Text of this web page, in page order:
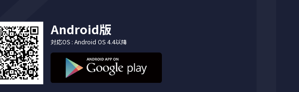
Android版
対応OS : Android OS 4.4以降